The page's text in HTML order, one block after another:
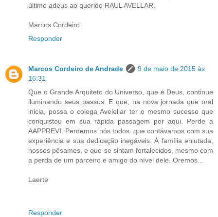
último adeus ao querido RAUL AVELLAR.
Marcos Cordeiro.
Responder
Marcos Cordeiro de Andrade
9 de maio de 2015 às
16:31
Que o Grande Arquiteto do Universo, que é Deus, continue
iluminando seus passos. E que, na nova jornada que oral
inicia, possa o colega Avelellar ter o mesmo sucesso que
conquistou em sua rápida passagem por aqui. Perde a
AAPPREVI. Perdemos nós todos. que contávamos com sua
experiência e sua dedicação inegáveis. À família enlutada,
nossos pêsames, e que se sintam fortalecidos, mesmo com
a perda de um parceiro e amigo do nível dele. Oremos...
Laerte
Responder